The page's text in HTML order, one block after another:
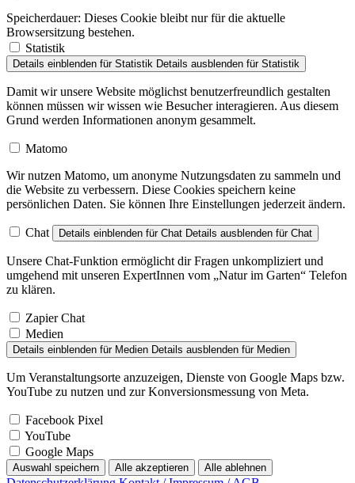
Speicherdauer: Dieses Cookie bleibt nur für die aktuelle
Browsersitzung bestehen.
Statistik
Details einblenden für Statistik Details ausblenden für Statistik
Damit wir unsere Website möglichst benutzerfreundlich gestalten
können müssen wir wissen wie Besucher interagieren. Aus diesem
Grund werden Informationen anonym gesammelt.
Matomo
Wir nutzen Matomo, um anonyme Nutzungsdaten zu sammeln und
die Website zu verbessern. Diese Cookies speichern keine
persönlichen Daten. Sie können Ihre Einstellungen jederzeit ändern.
Chat Details einblenden für Chat Details ausblenden für Chat
Unsere Chat-Funktion ermöglicht dir Fragen unkompliziert und
umgehend mit unseren ExpertInnen vom „Natur im Garten“ Telefon
zu klären.
Zapier Chat
Medien
Details einblenden für Medien Details ausblenden für Medien
Um Veranstaltungsorte anzuzeigen, Dienste von Google Maps bzw.
YouTube zu nutzen und zur Konversionsmessung von Meta.
Facebook Pixel
YouTube
Google Maps
Auswahl speichern Alle akzeptieren Alle ablehnen